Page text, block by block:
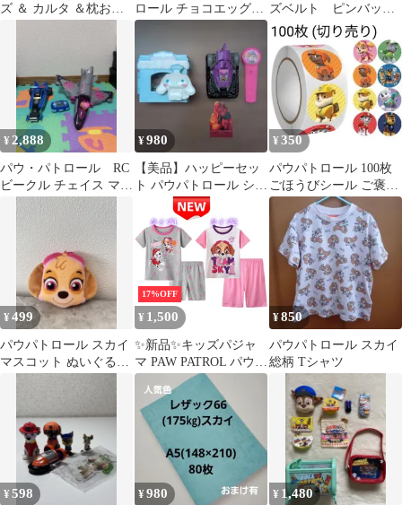
ズ ＆ カルタ ＆枕おま
ロール チョコエッグ
吸盤付きフィギュア ス
ズベルト ピンバック
ル ターコイズ アメ
リカ製
¥ 2,888
パウ・パトロール RC
ビークル チェイス マイ
ティ ポリスカー
¥980
【美品】ハッピーセッ
ト パウパトロール シナ
モロール
¥ 350
パウパトロール 100枚
ごほうびシール ご褒美
トイトレ 大量 チェイス
ラブル
¥499
パウパトロール スカイ
マスコット ぬいぐるみ
17%OFF
¥ 1,500
✨新品✨キッズパジャ
マ PAW PATROL パウパ
トロール スカイ マーシ
ャル 女の子 部屋着 ル
ームウェア 半袖 グレー
ピンク 肌触り良い
100cm 110cm 120cm
130cm 140cm 春夏秋 コ
ットン 綿 プレゼント
贈り物 子供パジャマ
¥850
パウパトロール スカイ
総柄 Tシャツ
¥598 ¥980 ¥ 1,480